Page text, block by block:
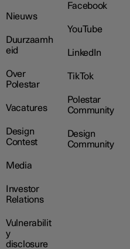
Nieuws
Duurzaamh
eid
Over
Polestar
Vacatures
Design
Contest
Media
Investor
Relations
Vulnerabilit
y
disclosure
Facebook
YouTube
LinkedIn
TikTok
Polestar
Community
Design
Community